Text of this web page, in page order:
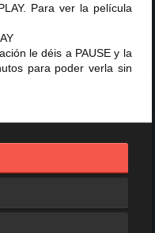
Para ver la película
le déis a PAUSE y la
para poder verla sin